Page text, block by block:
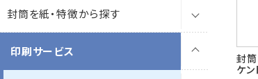
A5縦2つ折
95×217
B5横3つ折
98×190
長3封筒
透けない封筒
長3窓封筒
封筒を紙・特徴から探す
透けない封筒
印刷サービス
封
ケ